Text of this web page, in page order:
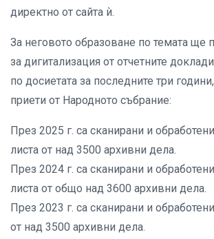
директно от сайта ѝ.
За неговото образоване по темата ще
за дигитализация от отчетните
по досиетата за последните три
приети от Народното събрание:
През 2025 г. са сканирани и
листа от над 3500 архивни дела.
През 2024 г. са сканирани и
листа от общо над 3600 архивни дела.
През 2023 г. са сканирани и
от над 3500 архивни дела.